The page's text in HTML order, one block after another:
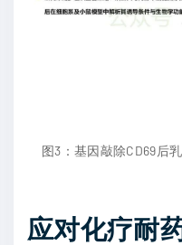
图3：基因敲除CD69后
应对化疗耐